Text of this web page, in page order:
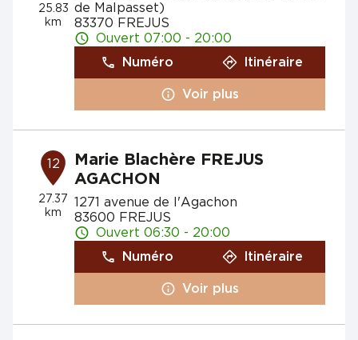
25.83
km
de Malpasset)
83370 FREJUS
Ouvert 07:00 - 20:00
Numéro
Itinéraire
Voir plus
12
27.37
km
Marie Blachère FREJUS
AGACHON
1271 avenue de l'Agachon
83600 FREJUS
Ouvert 06:30 - 20:00
Numéro
Itinéraire
Voir plus